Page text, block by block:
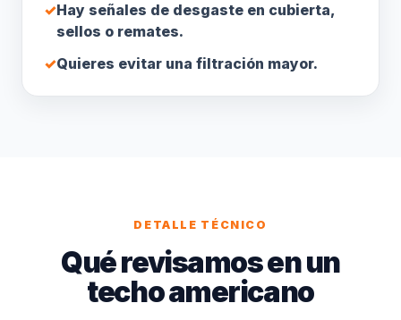
✓Hay señales de desgaste en cubierta,
sellos o remates.
✓Quieres evitar una filtración mayor.
DETALLE TÉCNICO
Qué revisamos en un
techo americano